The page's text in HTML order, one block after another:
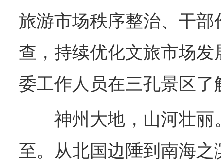
旅游市场秩序整治、干
查，持续优化文旅市场
委工作人员在三孔景区
神州大地，山河壮丽
至。从北国边陲到南海